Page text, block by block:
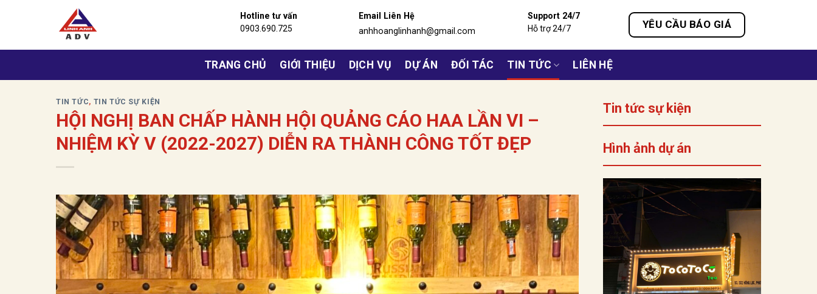
Hotline tư vấn
0903.690.725
Email Liên Hệ
anhhoanglinhanh@gmail.com
Support 24/7
Hỗ trợ 24/7
YÊU CẦU BÁO GIÁ
TRANG CHỦ GIỚI THIỆU DỊCH VỤ DỰ ÁN ĐỐI TÁC TIN TỨC LIÊN HỆ
TIN TỨC, TIN TỨC SỰ KIỆN
HỘI NGHỊ BAN CHẤP HÀNH HỘI QUẢNG CÁO HAA LẦN VI –
NHIỆM KỲ V (2022-2027) DIỄN RA THÀNH CÔNG TỐT ĐẸP
Tin tức sự kiện
Hình ảnh dự án